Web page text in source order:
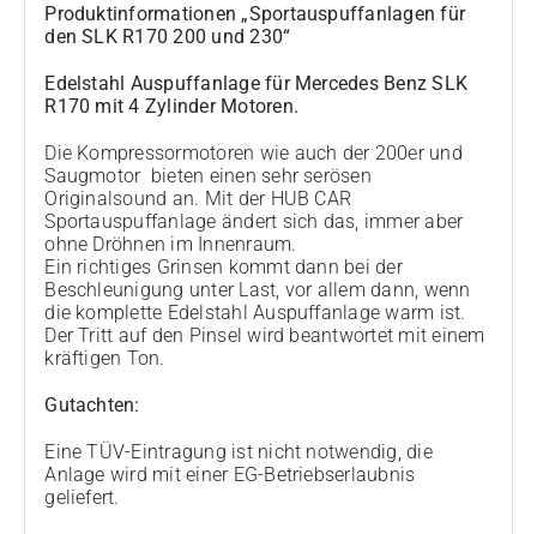
Produktinformationen „Sportauspuffanlagen für
den SLK R170 200 und 230“
Edelstahl Auspuffanlage für Mercedes Benz SLK
R170 mit 4 Zylinder Motoren.
Die Kompressormotoren wie auch der 200er und
Saugmotor bieten einen sehr serösen
Originalsound an. Mit der HUB CAR
Sportauspuffanlage ändert sich das, immer aber
ohne Dröhnen im Innenraum.
Ein richtiges Grinsen kommt dann bei der
Beschleunigung unter Last, vor allem dann, wenn
die komplette Edelstahl Auspuffanlage warm ist.
Der Tritt auf den Pinsel wird beantwortet mit einem
kräftigen Ton.
Gutachten:
Eine TÜV-Eintragung ist nicht notwendig, die
Anlage wird mit einer EG-Betriebserlaubnis
geliefert.